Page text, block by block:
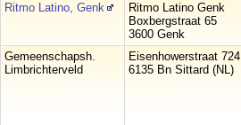
Ritmo Latino, Genk
Ritmo Latino Genk
Boxbergstraat 65
3600 Genk
Gemeenschapsh.
Limbrichterveld
Eisenhowerstraat 724
6135 Bn Sittard (NL)